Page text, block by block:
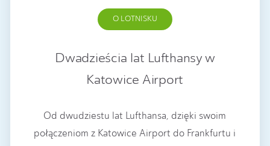
O LOTNISKU
Dwadzieścia lat Lufthansy w
Katowice Airport
Od dwudziestu lat Lufthansa, dzięki swoim
połączeniom z Katowice Airport do Frankfurtu i